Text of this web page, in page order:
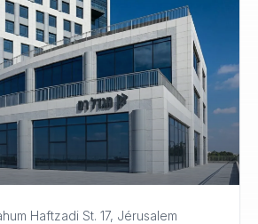
Haftzadi St. 17, Jérusalem